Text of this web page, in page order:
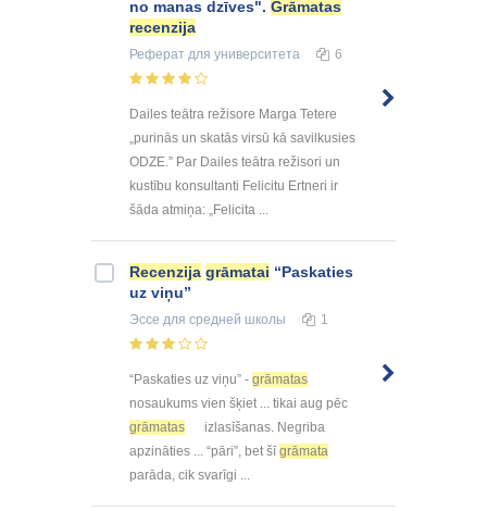
no manas dzīves". Grāmatas
recenzija
Реферат для университета 6
Dailes teātra režisore Marga Tetere
„purinās un skatās virsū kā savilkusies
ODZE.” Par Dailes teātra režisori un
kustību konsultanti Felicitu Ertneri ir
šāda atmiņa: „Felicita ...
Recenzija grāmatai “Paskaties
uz viņu”
Эссе для средней школы 1
“Paskaties uz viņu” - grāmatas
nosaukums vien šķiet ... tikai aug pēc
grāmatas
izlasīšanas. Negriba
apzināties ... “pāri”, bet šīgrāmata
parāda, cik svarīgi ...